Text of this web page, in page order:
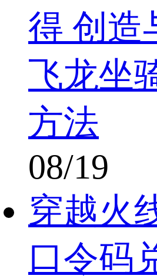
得 创造
飞龙坐
方法
08/19
穿越火
口令码